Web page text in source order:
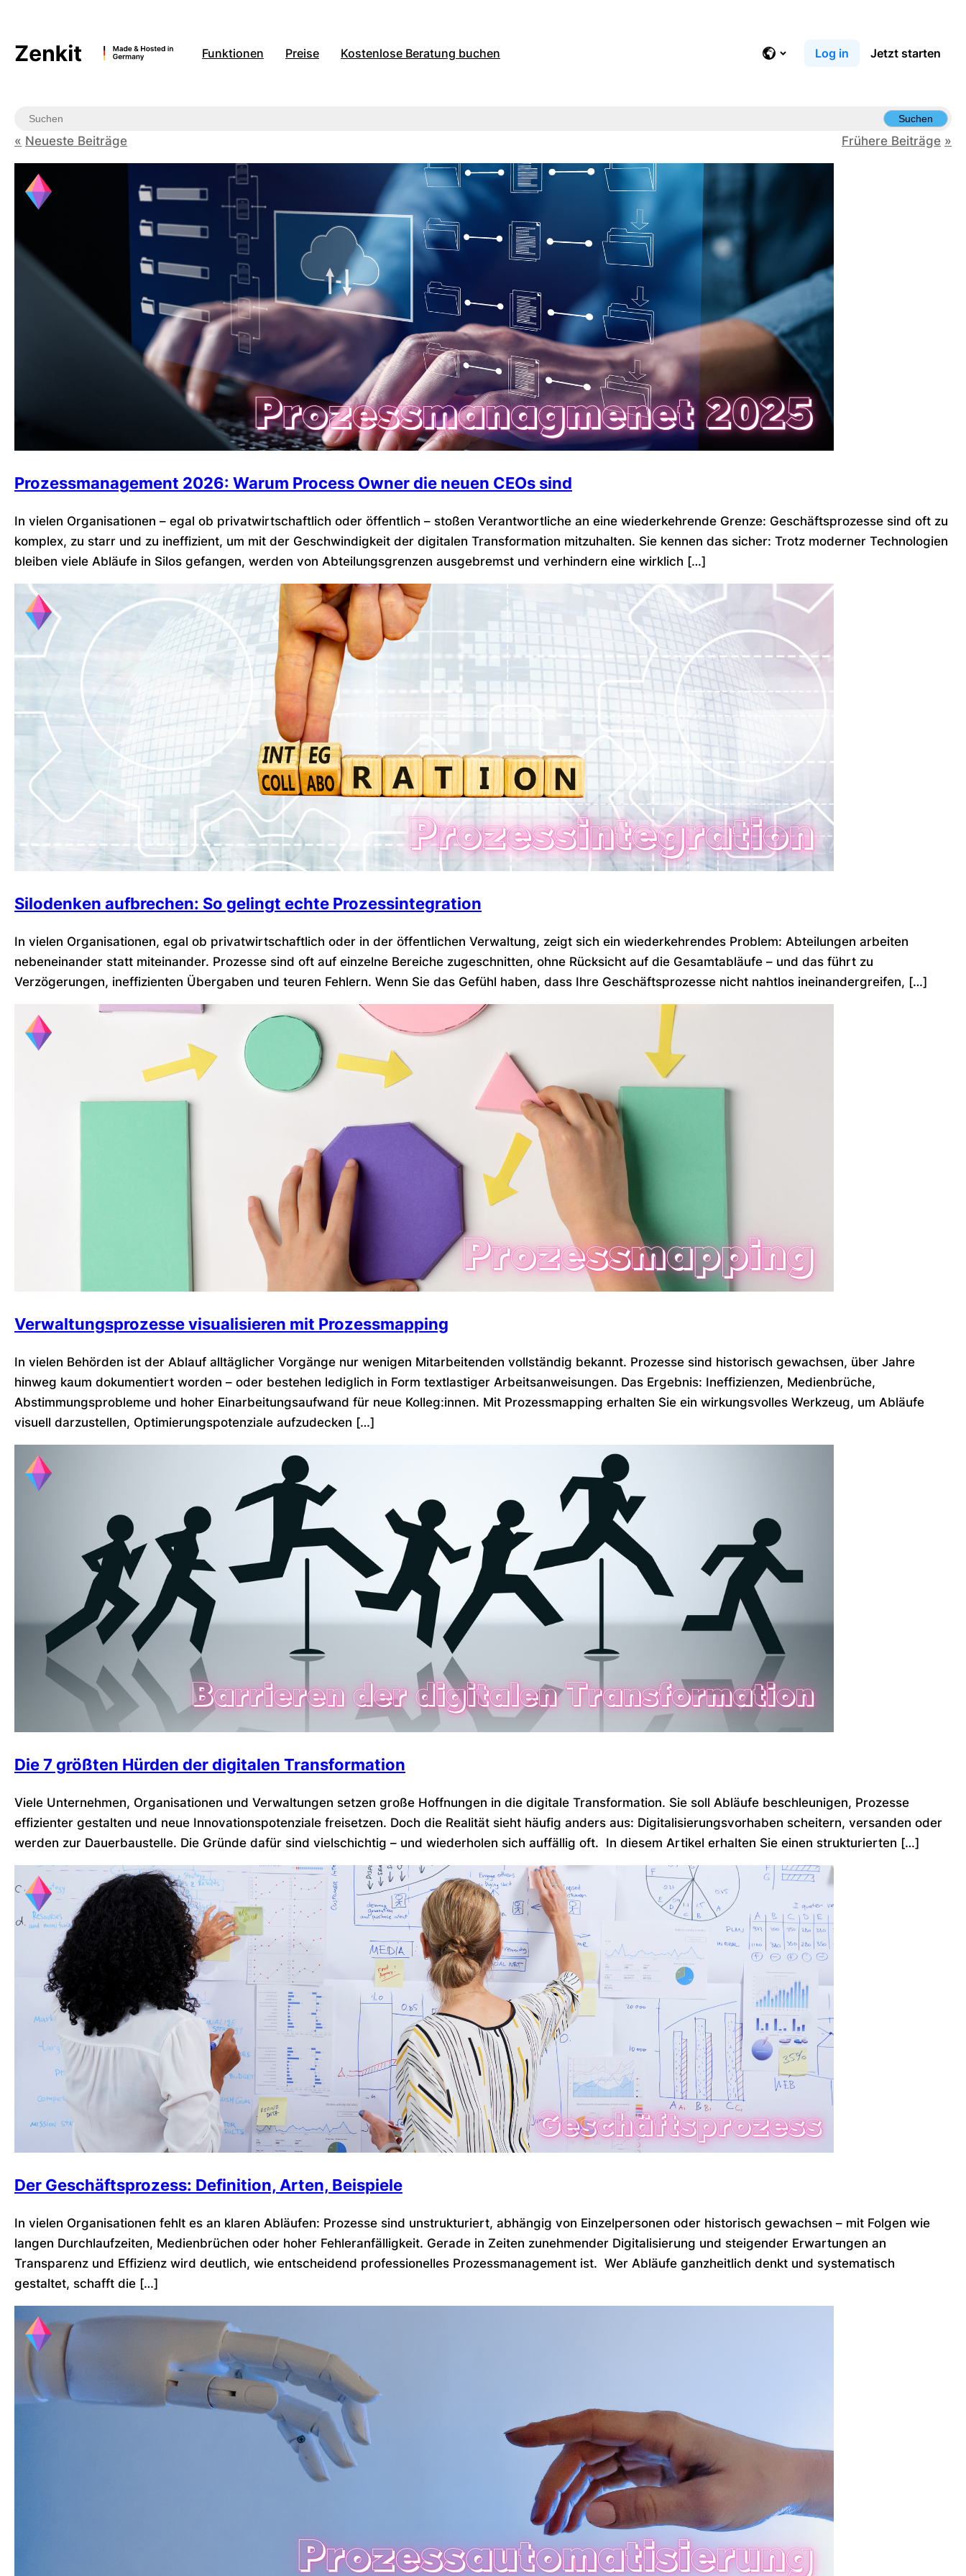
springen
Funktionen Preise Kostenlose Beratung buchen Log in Jetzt starten
Suchen
Neueste Beiträge Frühere Beiträge
Prozessmanagement 2026: Warum Process Owner die neuen CEOs sind
In vielen Organisationen – egal ob privatwirtschaftlich oder öffentlich – stoßen Verantwortliche an eine wiederkehrende Grenze: Geschäftsprozesse sind oft zu
komplex, zu starr und zu ineffizient, um mit der Geschwindigkeit der digitalen Transformation mitzuhalten. Sie kennen das sicher: Trotz moderner Technologien
bleiben viele Abläufe in Silos gefangen, werden von Abteilungsgrenzen ausgebremst und verhindern eine wirklich […]
Silodenken aufbrechen: So gelingt echte Prozessintegration
In vielen Organisationen, egal ob privatwirtschaftlich oder in der öffentlichen Verwaltung, zeigt sich ein wiederkehrendes Problem: Abteilungen arbeiten
nebeneinander statt miteinander. Prozesse sind oft auf einzelne Bereiche zugeschnitten, ohne Rücksicht auf die Gesamtabläufe – und das führt zu
Verzögerungen, ineffizienten Übergaben und teuren Fehlern. Wenn Sie das Gefühl haben, dass Ihre Geschäftsprozesse nicht nahtlos ineinandergreifen, […]
Verwaltungsprozesse visualisieren mit Prozessmapping
In vielen Behörden ist der Ablauf alltäglicher Vorgänge nur wenigen Mitarbeitenden vollständig bekannt. Prozesse sind historisch gewachsen, über Jahre
hinweg kaum dokumentiert worden – oder bestehen lediglich in Form textlastiger Arbeitsanweisungen. Das Ergebnis: Ineffizienzen, Medienbrüche,
Abstimmungsprobleme und hoher Einarbeitungsaufwand für neue Kolleg:innen. Mit Prozessmapping erhalten Sie ein wirkungsvolles Werkzeug, um Abläufe
visuell darzustellen, Optimierungspotenziale aufzudecken […]
Die 7 größten Hürden der digitalen Transformation
Viele Unternehmen, Organisationen und Verwaltungen setzen große Hoffnungen in die digitale Transformation. Sie soll Abläufe beschleunigen, Prozesse
effizienter gestalten und neue Innovationspotenziale freisetzen. Doch die Realität sieht häufig anders aus: Digitalisierungsvorhaben scheitern, versanden oder
werden zur Dauerbaustelle. Die Gründe dafür sind vielschichtig – und wiederholen sich auffällig oft. In diesem Artikel erhalten Sie einen strukturierten […]
Der Geschäftsprozess: Definition, Arten, Beispiele
In vielen Organisationen fehlt es an klaren Abläufen: Prozesse sind unstrukturiert, abhängig von Einzelpersonen oder historisch gewachsen – mit Folgen wie
langen Durchlaufzeiten, Medienbrüchen oder hoher Fehleranfälligkeit. Gerade in Zeiten zunehmender Digitalisierung und steigender Erwartungen an
Transparenz und Effizienz wird deutlich, wie entscheidend professionelles Prozessmanagement ist. Wer Abläufe ganzheitlich denkt und systematisch
gestaltet, schafft die […]